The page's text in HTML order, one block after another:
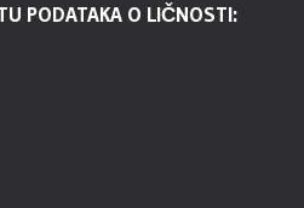
PODATAKA O LIČNOSTI: